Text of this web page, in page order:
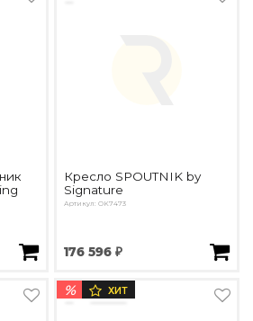
Кресло SPOUTNIK by
Signature
Артикул: OK7473
176 596 ₽
% ХИТ